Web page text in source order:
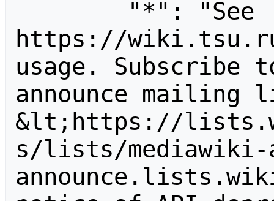
https://
usage. Subscribe
announce
&lt;https://
s/lists/